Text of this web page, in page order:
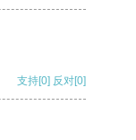
支持[0] 反对[0]